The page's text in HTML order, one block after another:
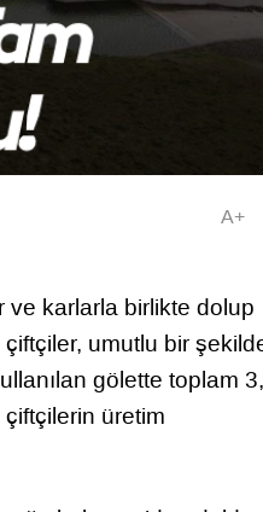
A+
ve karlarla birlikte dolup
umutlu bir
gölette toplam
üretim